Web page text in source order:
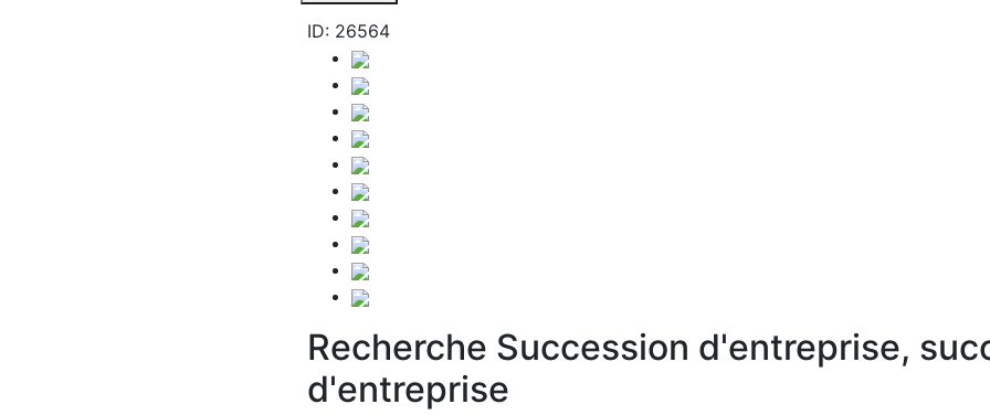
ID: 26564
Recherche Succession d'entreprise,
d'entreprise